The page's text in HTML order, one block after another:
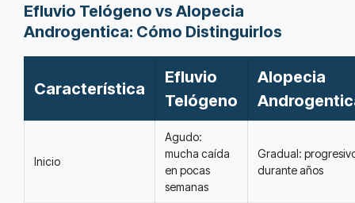
Efluvio Telógeno vs Alopecia
Androgentica: Cómo Distinguirlos
Característica
Efluvio
Telógeno
Alopecia
Inicio
Agudo:
mucha caída
en pocas
semanas
Gradual:
durante años